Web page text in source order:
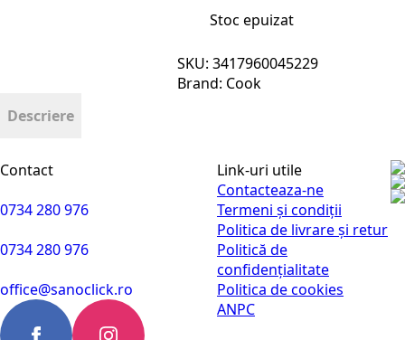
Stoc epuizat
SKU:3417960045229
Brand: Cook
Descriere
Contact
0734 280 976
0734 280 976
office@sanoclick.ro
Link-uri utile
Contacteaza-ne
Termeni și condiții
Politica de livrare și retur
Politică de
confidențialitate
Politica de cookies
ANPC